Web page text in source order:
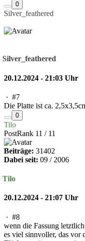
0
Silver_feathered
Silver_feathered
20.12.2024 - 21:03 Uhr
· #7
Die Platte ist ca.
0
Tilo
PostRank 11 / 11
Beiträge: 31402
Dabei seit: 09 / 2006
Tilo
20.12.2024 - 21:07 Uhr
· #8
wenn die Fassung
es viel sinnvoller, das vor